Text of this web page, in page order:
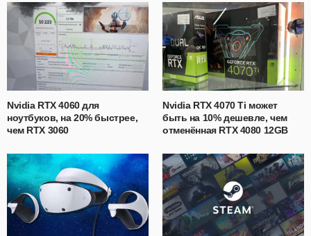
Nvidia RTX 4060 для
ноутбуков, на 20% быстрее,
чем RTX 3060
Nvidia RTX 4070 Ti может
быть на 10% дешевле, чем
отменённая RTX 4080 12GB